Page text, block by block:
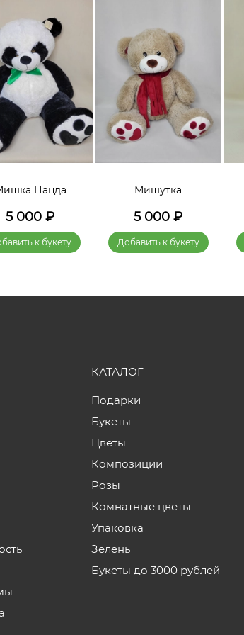
Панда
5 000 ₽
к букету
Мишутка
5 000 ₽
Добавить к букету
КАТАЛОГ
Подарки
Букеты
Цветы
Композиции
Розы
Комнатные цветы
Упаковка
Зелень
Букеты до 3000 рублей